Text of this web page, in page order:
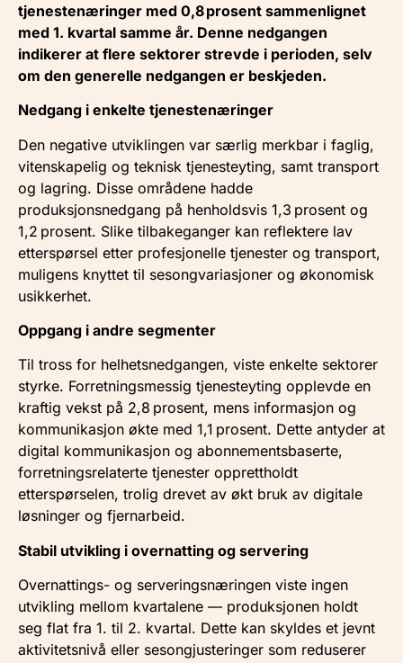
tjenestenæringer med 0,8 prosent sammenlignet
med 1. kvartal samme år. Denne nedgangen
indikerer at flere sektorer strevde i perioden, selv
om den generelle nedgangen er beskjeden.
Nedgang i enkelte tjeneste­næringer
Den negative utviklingen var særlig merkbar i faglig,
vitenskapelig og teknisk tjenesteyting, samt transport
og lagring. Disse områdene hadde
produksjonsnedgang på henholdsvis 1,3 prosent og
1,2 prosent. Slike tilbakeganger kan reflektere lav
etterspørsel etter profesjonelle tjenester og transport,
muligens knyttet til sesongvariasjoner og økonomisk
usikkerhet.
Oppgang i andre segmenter
Til tross for helhetsnedgangen, viste enkelte sektorer
styrke. Forretningsmessig tjenesteyting opplevde en
kraftig vekst på 2,8 prosent, mens informasjon og
kommunikasjon økte med 1,1 prosent. Dette antyder at
digital kommunikasjon og abonnementsbaserte,
forretningsrelaterte tjenester opprettholdt
etterspørselen, trolig drevet av økt bruk av digitale
løsninger og fjernarbeid.
Stabil utvikling i overnatting og servering
Overnattings- og serveringsnæringen viste ingen
utvikling mellom kvartalene — produksjonen holdt
seg flat fra 1. til 2. kvartal. Dette kan skyldes et jevnt
aktivitetsnivå eller sesongjusteringer som reduserer